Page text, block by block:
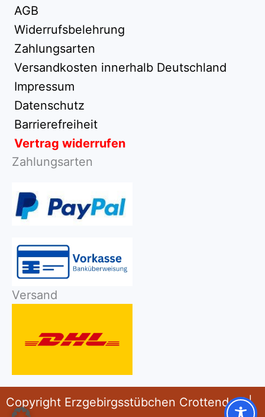
AGB
Widerrufsbelehrung
Zahlungsarten
Versandkosten innerhalb Deutschland
Impressum
Datenschutz
Barrierefreiheit
Vertrag widerrufen
Zahlungsarten
Versand
Copyright Erzgebirgsstübchen Crottendorf |